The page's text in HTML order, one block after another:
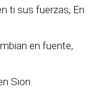
ti sus fuerzas, En
en fuente,
Sion.